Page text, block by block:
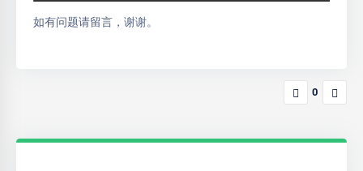
如有问题请留言，谢谢。
0